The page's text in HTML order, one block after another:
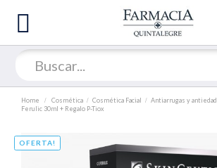
Home Cosmética Cosmética Facial Antiarrugas y antiedad
Ferulic 30ml + Regalo P-Tiox
OFERTA!